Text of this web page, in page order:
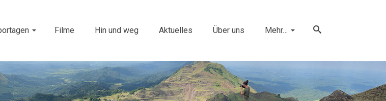
Filme Hin und weg Aktuelles Über uns Mehr…